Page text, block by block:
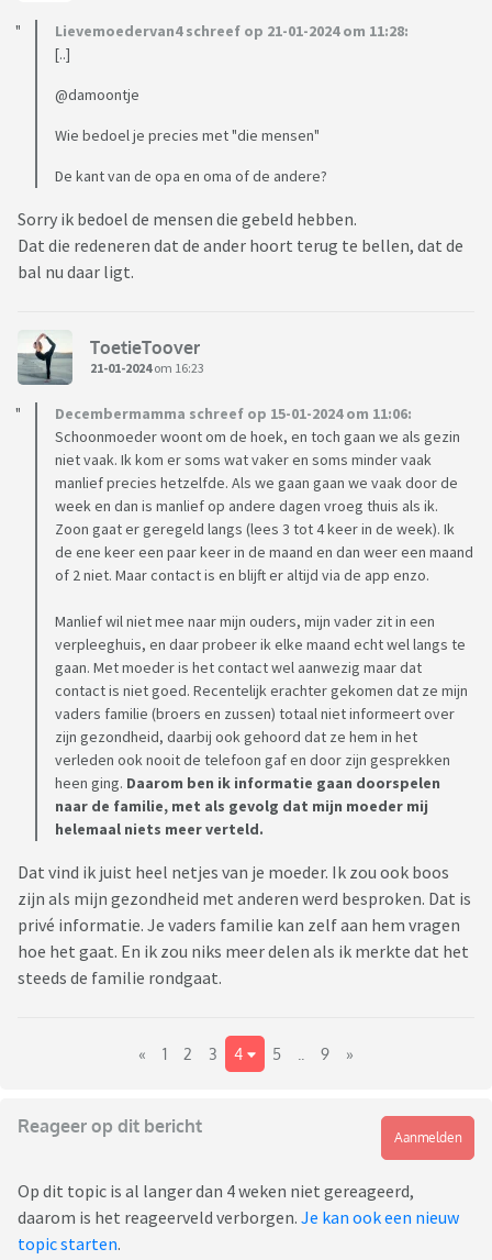
Lievemoedervan4 schreef op 21-01-2024 om 11:28:
[..]
@damoontje
Wie bedoel je precies met "die mensen"
De kant van de opa en oma of de andere?
Sorry ik bedoel de mensen die gebeld hebben.
Dat die redeneren dat de ander hoort terug te bellen, dat de
bal nu daar ligt.
ToetieToover
21-01-2024om 16:23
Decembermamma schreef op 15-01-2024 om 11:06:
Schoonmoeder woont om de hoek, en toch gaan we als gezin
niet vaak. Ik kom er soms wat vaker en soms minder vaak
manlief precies hetzelfde. Als we gaan gaan we vaak door de
week en dan is manlief op andere dagen vroeg thuis als ik.
Zoon gaat er geregeld langs (lees 3 tot 4 keer in de week). Ik
de ene keer een paar keer in de maand en dan weer een maand
of 2 niet. Maar contact is en blijft er altijd via de app enzo.
Manlief wil niet mee naar mijn ouders, mijn vader zit in een
verpleeghuis, en daar probeer ik elke maand echt wel langs te
gaan. Met moeder is het contact wel aanwezig maar dat
contact is niet goed. Recentelijk erachter gekomen dat ze mijn
vaders familie (broers en zussen) totaal niet informeert over
zijn gezondheid, daarbij ook gehoord dat ze hem in het
verleden ook nooit de telefoon gaf en door zijn gesprekken
heen ging. Daarom ben ik informatie gaan doorspelen
naar de familie, met als gevolg dat mijn moeder mij
helemaal niets meer verteld.
Dat vind ik juist heel netjes van je moeder. Ik zou ook boos
zijn als mijn gezondheid met anderen werd besproken. Dat is
privé informatie. Je vaders familie kan zelf aan hem vragen
hoe het gaat. En ik zou niks meer delen als ik merkte dat het
steeds de familie rondgaat.
« 1 2 3 4 5 9 »
Reageer op dit bericht
Aanmelden
Op dit topic is al langer dan 4 weken niet gereageerd,
daarom is het reageerveld verborgen. Je kan ook een nieuw
topic starten.